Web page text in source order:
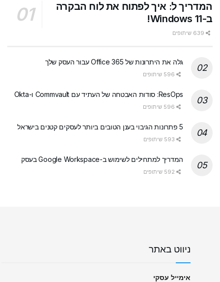
המדריך ל: איך לפתוח את לוח הבקרה
ב-Windows 11!
גלה את היתרונות של Office 365 עבור העסק שלך
ResOps: סודות האבטחה של העתיד עם Commvault ו-Okta
5 פתרונות הגיבוי בענן הטובים ביותר לעסקים קטנים בישראל
המדריך למתחילים לשימוש ב-Google Workspace בעסק
ניווט באתר
אימייל עסקי